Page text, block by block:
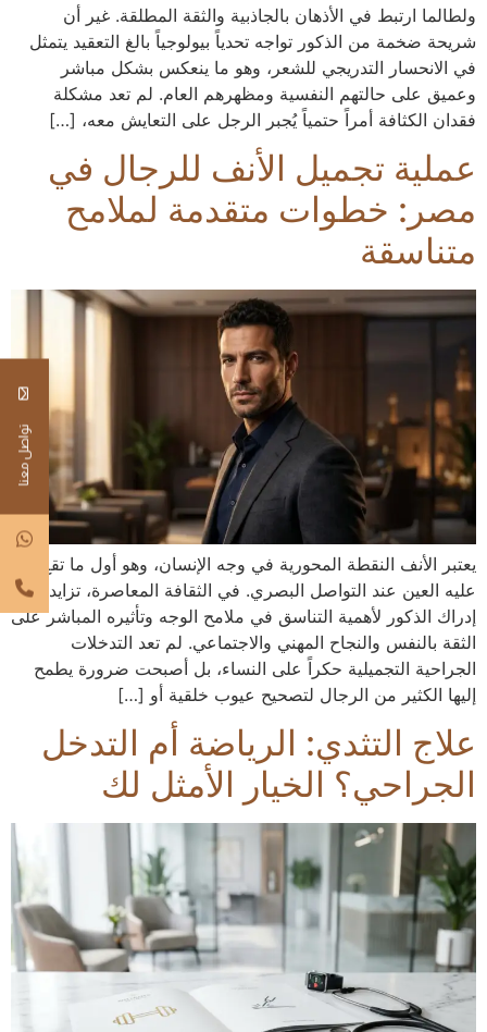
ولطالما ارتبط في الأذهان بالجاذبية والثقة المطلقة. غير أن
شريحة ضخمة من الذكور تواجه تحدياً بيولوجياً بالغ التعقيد يتمثل
في الانحسار التدريجي للشعر، وهو ما ينعكس بشكل مباشر
وعميق على حالتهم النفسية ومظهرهم العام. لم تعد مشكلة
فقدان الكثافة أمراً حتمياً يُجبر الرجل على التعايش معه، […]
عملية تجميل الأنف للرجال في
مصر: خطوات متقدمة لملامح
متناسقة
يعتبر الأنف النقطة المحورية في وجه الإنسان، وهو أول ما تقع
عليه العين عند التواصل البصري. في الثقافة المعاصرة، تزايد
إدراك الذكور لأهمية التناسق في ملامح الوجه وتأثيره المباشر على
الثقة بالنفس والنجاح المهني والاجتماعي. لم تعد التدخلات
الجراحية التجميلية حكراً على النساء، بل أصبحت ضرورة يطمح
إليها الكثير من الرجال لتصحيح عيوب خلقية أو […]
علاج التثدي: الرياضة أم التدخل
الجراحي؟ الخيار الأمثل لك
تواصل معنا